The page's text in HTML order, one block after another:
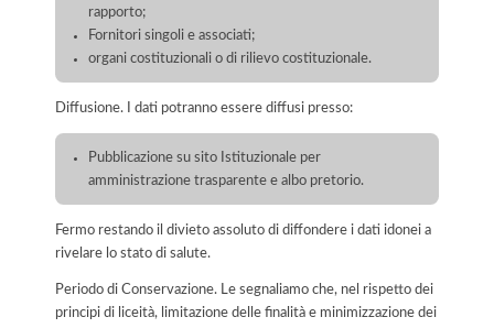
rapporto;
Fornitori singoli e associati;
organi costituzionali o di rilievo costituzionale.
Diffusione. I dati potranno essere diffusi presso:
Pubblicazione su sito Istituzionale per
amministrazione trasparente e albo pretorio.
Fermo restando il divieto assoluto di diffondere i dati idonei a
rivelare lo stato di salute.
Periodo di Conservazione. Le segnaliamo che, nel rispetto dei
principi di liceità, limitazione delle finalità e minimizzazione dei